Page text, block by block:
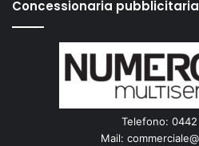
Concessionaria pubblicitaria
Telefono: 0442
Mail: